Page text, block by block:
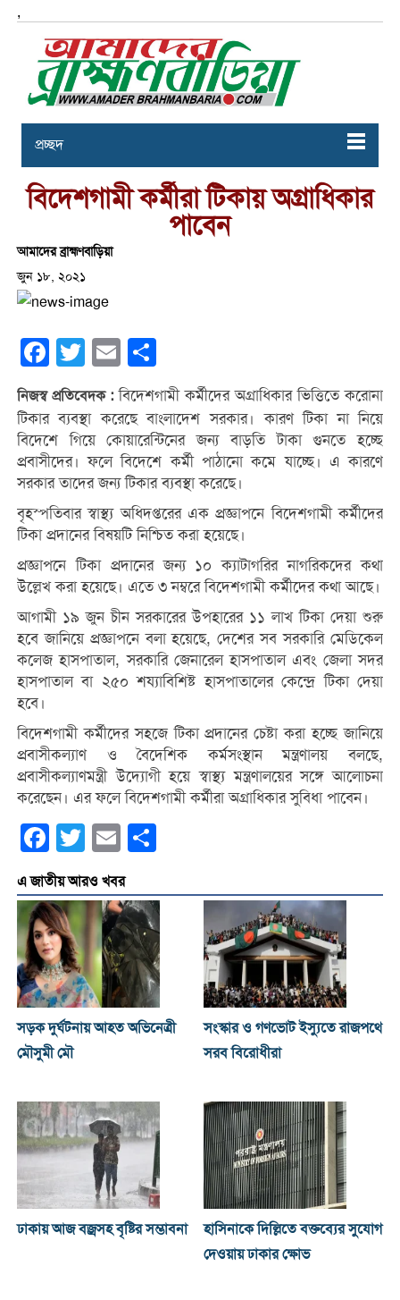
,
প্রচ্ছদ
বিদেশগামী কর্মীরা টিকায় অগ্রাধিকার
পাবেন
আমাদের ব্রাহ্মণবাড়িয়া
জুন ১৮, ২০২১
Facebook
Twitter Email
নিজস্ব প্রতিবেদক :বিদেশগামী কর্মীদের অগ্রাধিকার ভিত্তিতে করোনা
টিকার ব্যবস্থা করেছে বাংলাদেশ সরকার। কারণ টিকা না নিয়ে
বিদেশে গিয়ে কোয়ারেন্টিনের জন্য বাড়তি টাকা গুনতে হচ্ছে
প্রবাসীদের। ফলে বিদেশে কর্মী পাঠানো কমে যাচ্ছে। এ কারণে
সরকার তাদের জন্য টিকার ব্যবস্থা করেছে।
বৃহস্পতিবার স্বাস্থ্য অধিদপ্তরের এক প্রজ্ঞাপনে বিদেশগামী কর্মীদের
টিকা প্রদানের বিষয়টি নিশ্চিত করা হয়েছে।
প্রজ্ঞাপনে টিকা প্রদানের জন্য ১০ ক্যাটাগরির নাগরিকদের কথা
উল্লেখ করা হয়েছে। এতে ৩ নম্বরে বিদেশগামী কর্মীদের কথা আছে।
আগামী ১৯ জুন চীন সরকারের উপহারের ১১ লাখ টিকা দেয়া শুরু
হবে জানিয়ে প্রজ্ঞাপনে বলা হয়েছে, দেশের সব সরকারি মেডিকেল
কলেজ হাসপাতাল, সরকারি জেনারেল হাসপাতাল এবং জেলা সদর
হাসপাতাল বা ২৫০ শয্যাবিশিষ্ট হাসপাতালের কেন্দ্রে টিকা দেয়া
হবে।
বিদেশগামী কর্মীদের সহজে টিকা প্রদানের চেষ্টা করা হচ্ছে জানিয়ে
প্রবাসীকল্যাণ ও বৈদেশিক কর্মসংস্থান মন্ত্রণালয় বলছে,
প্রবাসীকল্যাণমন্ত্রী উদ্যোগী হয়ে স্বাস্থ্য মন্ত্রণালয়ের সঙ্গে আলোচনা
করেছেন। এর ফলে বিদেশগামী কর্মীরা অগ্রাধিকার সুবিধা পাবেন।
Facebook
Twitter Email
এ জাতীয় আরও খবর
সড়ক দুর্ঘটনায় আহত অভিনেত্রী
মৌসুমী মৌ
সংস্কার ও গণভোট ইস্যুতে রাজপথে
সরব বিরোধীরা
ঢাকায় আজ বজ্রসহ বৃষ্টির সম্ভাবনা
হাসিনাকে দিল্লিতে বক্তব্যের সুযোগ
দেওয়ায় ঢাকার ক্ষোভ